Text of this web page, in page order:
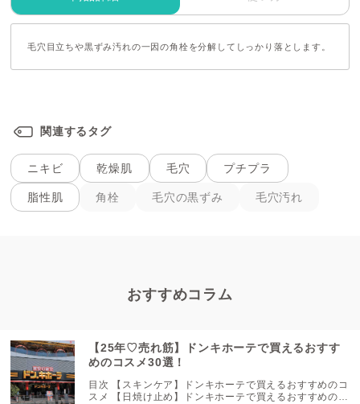
毛穴目立ちや黒ずみ汚れの一因の角栓を分解してしっかり落とします。
関連するタグ
ニキビ 乾燥肌 毛穴 プチプラ
脂性肌 角栓 毛穴の黒ずみ 毛穴汚れ
おすすめコラム
【25年♡売れ筋】ドンキホーテで買えるおすす
めのコスメ30選！
目次 【スキンケア】ドンキホーテで買えるおすすめのコ
スメ 【日焼け止め】ドンキホーテで買えるおすすめのコ